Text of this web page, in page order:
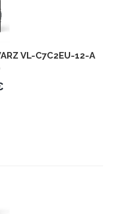
VL-C7C2EU-12-A